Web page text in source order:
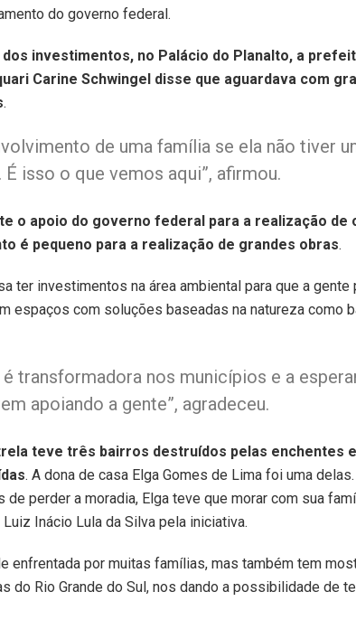
do governo federal.
investimentos, no Palácio do Planalto, a
Carine Schwingel disse que aguardava com
.
de uma família se ela não tiver
isso o que vemos aqui”, afirmou.
o apoio do governo federal para a realização de
é pequeno para a realização de grandes obras.
ter investimentos na área ambiental para que a gente
espaços com soluções baseadas na natureza como
transformadora nos municípios e a
apoiando a gente”, agradeceu.
teve três bairros destruídos pelas enchentes
. A dona de casa Elga Gomes de Lima foi uma
perder a moradia, Elga teve que morar com sua
Inácio Lula da Silva pela iniciativa.
enfrentada por muitas famílias, mas também tem
do Rio Grande do Sul, nos dando a possibilidade de